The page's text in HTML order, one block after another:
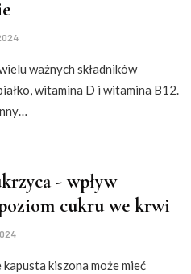
ważnych składników
witamina D i witamina B12.
- wpływ
cukru we krwi
kiszona może mieć